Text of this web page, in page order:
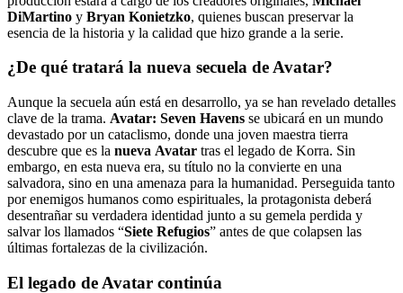
DiMartino y Bryan Konietzko, quienes buscan preservar la
esencia de la historia y la calidad que hizo grande a la serie.
¿De qué tratará la nueva secuela de Avatar?
Aunque la secuela aún está en desarrollo, ya se han revelado detalles
clave de la trama. Avatar: Seven Havens se ubicará en un mundo
devastado por un cataclismo, donde una joven maestra tierra
descubre que es la nueva Avatar tras el legado de Korra. Sin
embargo, en esta nueva era, su título no la convierte en una
salvadora, sino en una amenaza para la humanidad. Perseguida tanto
por enemigos humanos como espirituales, la protagonista deberá
desentrañar su verdadera identidad junto a su gemela perdida y
salvar los llamados “Siete Refugios” antes de que colapsen las
últimas fortalezas de la civilización.
El legado de Avatar continúa